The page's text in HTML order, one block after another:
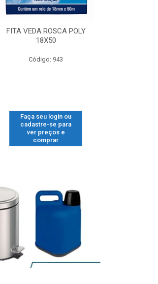
FITA VEDA ROSCA POLY
18X50
Código: 943
Faça seu login ou
cadastre-se para
ver preços e
comprar